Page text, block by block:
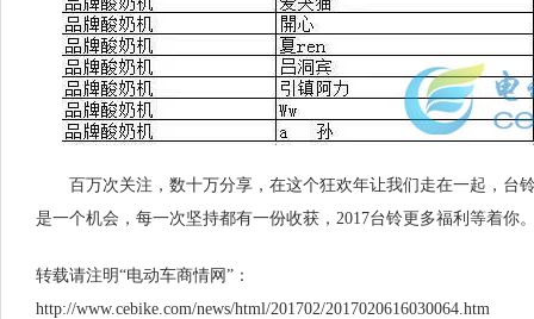
百万次关注，数十万分享，在这个狂欢年让我们走在一起，台
是一个机会，每一次坚持都有一份收获，2017台铃更多福利等着你
转载请注明“电动车商情网”：
http://www.cebike.com/news/html/201702/2017020616030064.htm